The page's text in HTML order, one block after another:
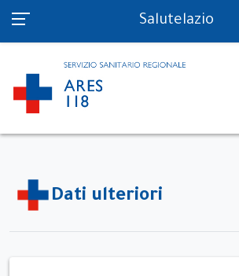
PS in tempo reale Salutelazio
Dati ulteriori